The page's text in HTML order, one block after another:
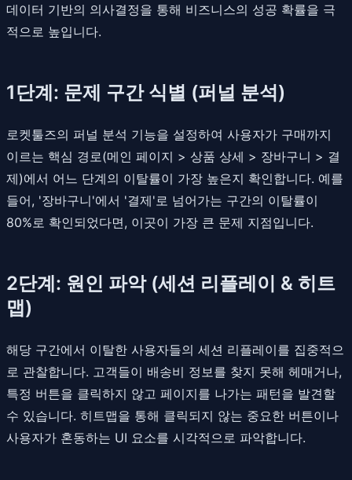
데이터 기반의 의사결정을 통해 비즈니스의 성공 확률을 극
적으로 높입니다.
1단계: 문제 구간 식별 (퍼널 분석)
로켓툴즈의 퍼널 분석 기능을 설정하여 사용자가 구매까지
이르는 핵심 경로(메인 페이지 > 상품 상세 > 장바구니 > 결
제)에서 어느 단계의 이탈률이 가장 높은지 확인합니다. 예를
들어, '장바구니'에서 '결제'로 넘어가는 구간의 이탈률이
80%로 확인되었다면, 이곳이 가장 큰 문제 지점입니다.
2단계: 원인 파악 (세션 리플레이 & 히트
맵)
해당 구간에서 이탈한 사용자들의 세션 리플레이를 집중적으
로 관찰합니다. 고객들이 배송비 정보를 찾지 못해 헤매거나,
특정 버튼을 클릭하지 않고 페이지를 나가는 패턴을 발견할
수 있습니다. 히트맵을 통해 클릭되지 않는 중요한 버튼이나
사용자가 혼동하는 UI 요소를 시각적으로 파악합니다.